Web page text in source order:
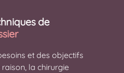
de
et des objectifs
la chirurgie